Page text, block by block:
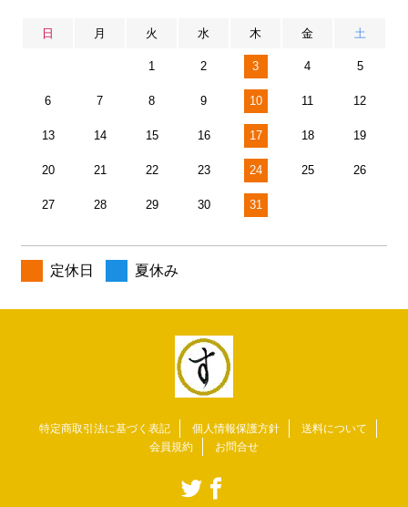
日 月 火 水 木 金 土
1 2 3 4 5
6 7 8 9 10 11 12
13 14 15 16 17 18 19
20 21 22 23 24 25 26
27 28 29 30 31
定休日 夏休み
特定商取引法に基づく表記 個人情報保護方針
送料について
会員規約
お問合せ